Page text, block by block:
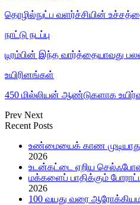
தொழில்நுட்ப வளர்ச்சியின்
நாட்டு நடப்பு
டிரம்பின் இந்த வார்த்தையாவது
உயிரினங்கள்
450 மில்லியன் ஆண்டுகளாக
Prev Next
Recent Posts
உண்மையைக் காண
2026
உடன்கட்டை ஏறிய
மக்களைப் பாதிக்கும்
2026
100 வயது வரை